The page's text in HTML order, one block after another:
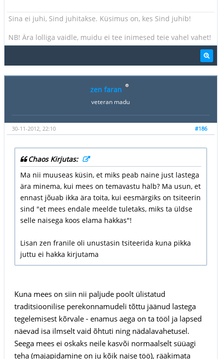
Sina ei juhi, Sind juhitakse. Küsimus on, kes Sind juhib!
NB! Ära lolliga vaidle, muidu ei tee inimesed teie vahel vahet!
zen faran
veteran madu
#186
30-11-2012, 22:10
Chaos Kirjutas:
Ma nii muuseas küsin, et miks peab naine just lastega
ära minema, kui mees on temavastu halb? Ma usun, et
ennast jõuab ikka ära toita, kui eesmärgiks on tsiteerin
sind "et mees endale meelde tuletaks, miks ta üldse
selle naisega koos elama hakkas"!
Lisan zen franile oli unustasin tsiteerida kuna pikka
juttu ei hakka kirjutama
Kuna mees on siin nii paljude poolt ülistatud
traditsioonilise perekonnamudeli tõttu jäänud lastega
tegelemisest kõrvale - enamus aega on ta tööl ja lapsed
näevad isa ilmselt vaid õhtuti ning nädalavahetusel.
Seega mees ei oskaks neile kasvõi normaalselt süüagi
teha (majapidamine on ju kõik naise töö), rääkimata